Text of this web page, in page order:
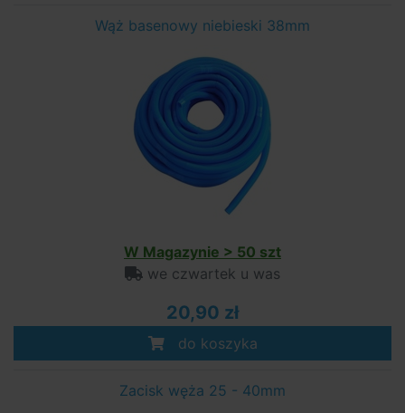
Wąż basenowy niebieski 38mm
W Magazynie > 50 szt
we czwartek u was
20,90 zł
do koszyka
Zacisk węża 25 - 40mm